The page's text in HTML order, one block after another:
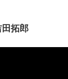
田拓郎